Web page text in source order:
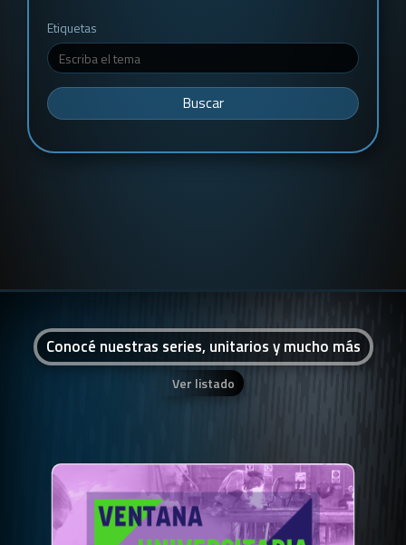
Etiquetas
Buscar
Conocé nuestras series, unitarios y mucho más
Ver listado